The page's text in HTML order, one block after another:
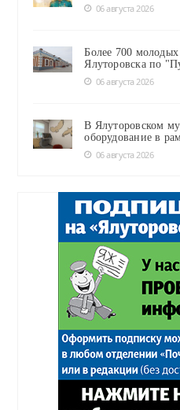
06 августа 2026
Более 700
Ялуторовска по
06 августа 2026
В Ялуторовском
оборудование в
06 августа 2026